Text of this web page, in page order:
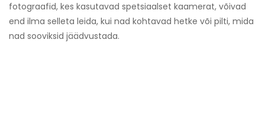
fotograafid, kes kasutavad spetsiaalset kaamerat, võivad
end ilma selleta leida, kui nad kohtavad hetke või pilti, mida
nad sooviksid jäädvustada.